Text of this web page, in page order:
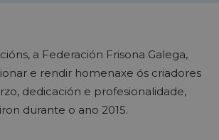
a Federación Frisona Galega,
e rendir homenaxe ós criadores
dedicación e profesionalidade,
durante o ano 2015.